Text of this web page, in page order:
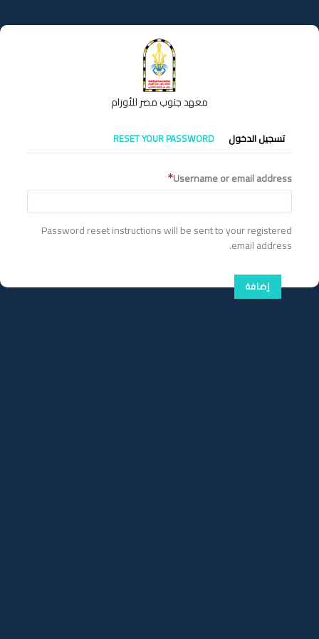
إلى
المحتوى
معهد جنوب مصر للأورام
التبويبات
الأساسية
تسجيل الدخول RESET YOUR PASSWORD
Username or email address
Password reset instructions will be sent to your registered
email address.